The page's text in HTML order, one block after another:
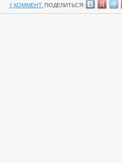
1 КОММЕНТ. ПОДЕЛИТЬСЯ: